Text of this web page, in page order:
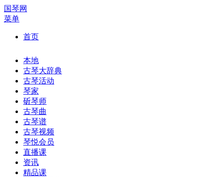
国琴网
菜单
首页
本地
古琴大辞典
古琴活动
琴家
斫琴师
古琴曲
古琴谱
古琴视频
琴悦会员
直播课
资讯
精品课